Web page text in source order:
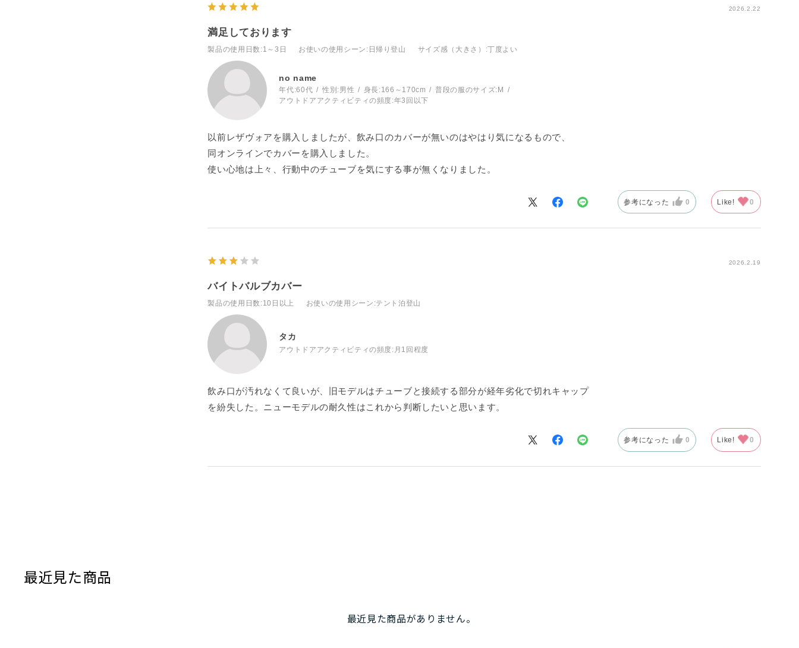
2026.2.22
満足しております
製品の使用日数 :1～3日 お使いの使用シーン :日帰り登山 サイズ感（大きさ） :丁度よい
no name
年代:60代 性別:男性 身長:166～170cm 普段の服のサイズ:M
アウトドアアクティビティの頻度:年3回以下
以前レザヴォアを購入しましたが、飲み口のカバーが無いのはやはり気になるもので、
同オンラインでカバーを購入しました。
使い心地は上々、行動中のチューブを気にする事が無くなりました。
参考になった 0 Like! 0
2026.2.19
バイトバルブカバー
製品の使用日数 :10日以上 お使いの使用シーン :テント泊登山
タカ
アウトドアアクティビティの頻度: 月1回程度
飲み口が汚れなくて良いが、旧モデルはチューブと接続する部分が経年劣化で切れキャップ
を紛失した。ニューモデルの耐久性はこれから判断したいと思います。
参考になった 0 Like! 0
最近見た商品
最近見た商品がありません。